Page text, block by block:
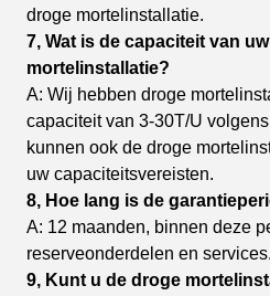
droge mortelinstallatie.
7, Wat is de capaciteit van
mortelinstallatie?
A: Wij hebben droge
capaciteit van 3-30T/U
kunnen ook de droge
uw capaciteitsvereisten.
8, Hoe lang is de
A: 12 maanden, binnen deze
reserveonderdelen en services.
9, Kunt u de droge